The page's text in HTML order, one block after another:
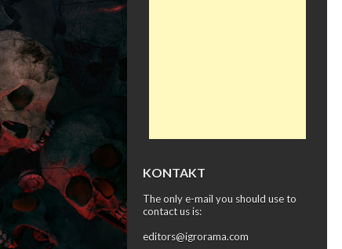
KONTAKT
The only e-mail you should use to
contact us is:
editors@igrorama.com